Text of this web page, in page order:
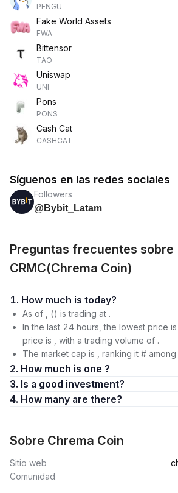
PENGU
Fake World Assets
FWA
Bittensor
TAO
Uniswap
UNI
Pons
PONS
Cash Cat
CASHCAT
Síguenos en las redes sociales
Followers
@Bybit_Latam
Preguntas frecuentes sobre
CRMC(Chrema Coin)
1. How much is today?
As of , () is trading at .
In the last 24 hours, the lowest price
price is , with a trading volume of .
The market cap is , ranking it #
2. How much is one ?
3. Is a good investment?
4. How many are there?
Sobre Chrema Coin
Sitio web
Comunidad